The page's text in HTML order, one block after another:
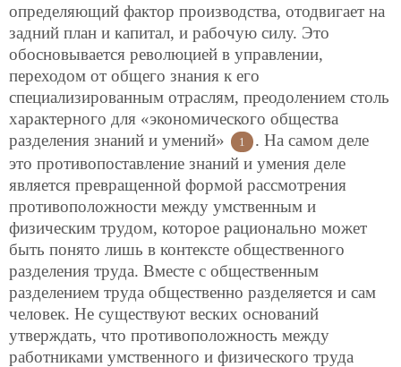
определяющий фактор производства, отодвигает на
задний план и капитал, и рабочую силу. Это
обосновывается революцией в управлении,
переходом от общего знания к его
специализированным отраслям, преодолением столь
характерного для «экономического общества
разделения знаний и умений»
1
. На самом деле
это противопоставление знаний и умения деле
является превращенной формой рассмотрения
противоположности между умственным и
физическим трудом, которое рационально может
быть понято лишь в контексте общественного
разделения труда. Вместе с общественным
разделением труда общественно разделяется и сам
человек. Не существуют веских оснований
утверждать, что противоположность между
работниками умственного и физического труда